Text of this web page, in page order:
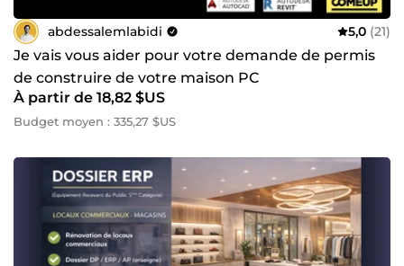
abdessalemlabidi 5,0 (21)
Je vais vous aider pour votre demande de permis
de construire de votre maison PC
À partir de 18,82 $US
Budget moyen : 335,27 $US